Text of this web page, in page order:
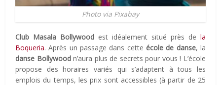
Photo via Pixabay
Club Masala Bollywood est idéalement situé près de la
Boqueria. Après un passage dans cette école de danse, la
danse Bollywoodn’aura plus de secrets pour vous ! L’école
propose des horaires variés qui s’adaptent à tous les
emplois du temps, les prix sont accessibles (à partir de 25